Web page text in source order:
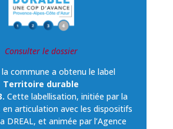
Consulter le dossier
la commune a obtenu le label
Territoire durable
Cette labellisation, initiée par la
en articulation avec les dispositifs
DREAL, et animée par l’Agence